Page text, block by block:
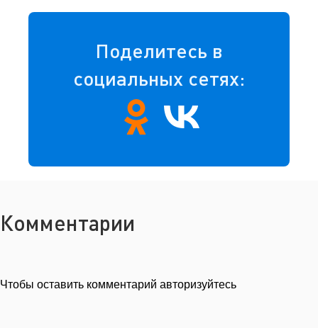
Поделитесь в
социальных сетях:
Комментарии
Чтобы оставить комментарий авторизуйтесь